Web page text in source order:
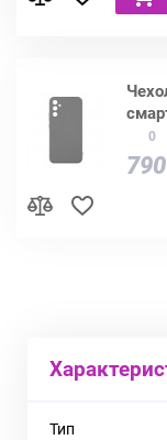
0
Тип